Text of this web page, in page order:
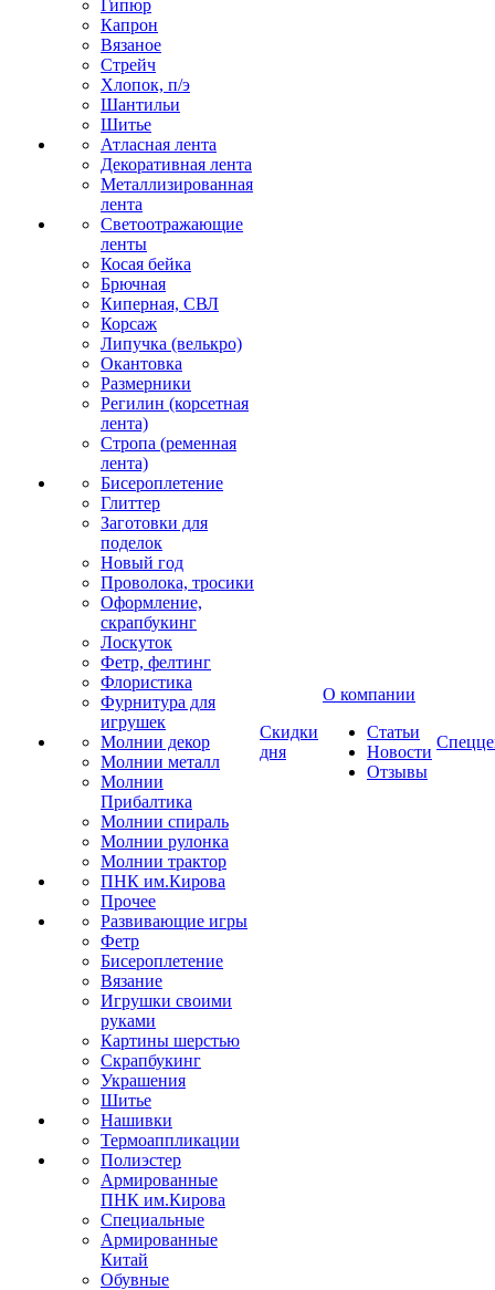
Гипюр
Капрон
Вязаное
Стрейч
Хлопок, п/э
Шантильи
Шитье
Атласная лента
Декоративная лента
Металлизированная
лента
Светоотражающие
ленты
Косая бейка
Брючная
Киперная, СВЛ
Корсаж
Липучка (велькро)
Окантовка
Размерники
Регилин (корсетная
лента)
Стропа (ременная
лента)
Бисероплетение
Глиттер
Заготовки для
поделок
Новый год
Проволока, тросики
Оформление,
скрапбукинг
Лоскуток
Фетр, фелтинг
Флористика
Фурнитура для
игрушек
Молнии декор
Молнии металл
Молнии
Прибалтика
Молнии спираль
Молнии рулонка
Молнии трактор
ПНК им.Кирова
Прочее
Развивающие игры
Фетр
Бисероплетение
Вязание
Игрушки своими
руками
Картины шерстью
Скрапбукинг
Украшения
Шитье
Нашивки
Термоаппликации
Полиэстер
Армированные
ПНК им.Кирова
Специальные
Армированные
Китай
Обувные
Скидки
дня
О компании
Статьи
Новости
Отзывы